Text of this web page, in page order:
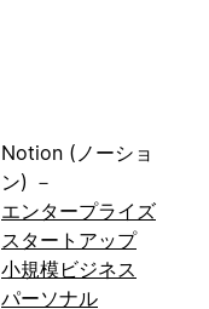
Notion (ノーショ
ン) －
エンタープライズ
スタートアップ
小規模ビジネス
パーソナル